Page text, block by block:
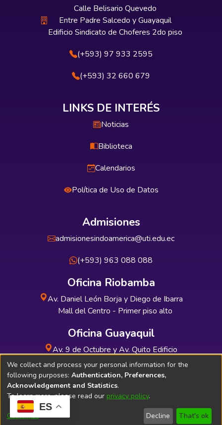
ES
Calle Belisario Quevedo
Entre Padre Salcedo y Guayaquil
Edificio Sindicato de Choferes 2do piso
(+593) 97 933 2595
(+593) 32 660 679
LINKS DE INTERÉS
Noticias
Biblioteca
Calendarios
Política de Uso de Datos
Admisiones
admisionesindoamerica@uti.edu.ec
(+593) 963 088 088
Oficina Riobamba
Av. Daniel León Borja y Diego de Ibarra
Mall del Centro - Primer piso alto
Oficina Guayaquil
Av. 9 de Octubre y Av. Quito Edificio
INDUAUTO - Planta baja
Soporte Técnico Bibliolatino.com
We collect and process your personal information for the
following purposes: Authentication, Preferences,
Acknowledgement and Statistics.
To learn more, please read our privacy policy.
Customize Decline That's ok